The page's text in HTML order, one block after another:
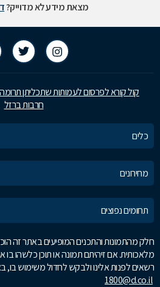
מצאת מידע לא מדוייק?
קול קורא לפרסום לעמותות שתכליתן
חרבות ברזל
כלים
מחירונים
תחומים נפוצים
חלק מהתמונות והתכנים המופיעים באתר זה
מלאכותית. אם זיהיתם תמונה או תוכן כלשהו בו
רשאים לפנות אלינו ולבקש לחדול משימוש בו,
1800@d.co.il